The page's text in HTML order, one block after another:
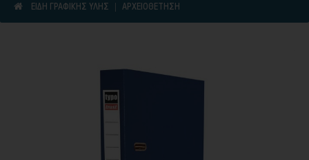
Είδη γραφικής ύλης
ΕΙΔΗ ΓΡΑΦΙΚΗΣ ΥΛΗΣ ΑΡΧΕΙΟΘΈΤΗΣΗ